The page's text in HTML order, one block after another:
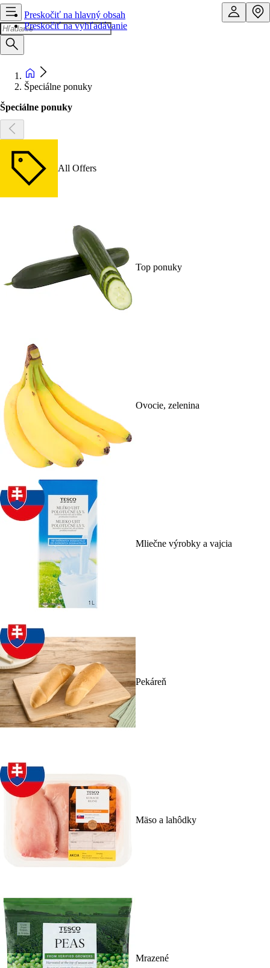
Preskočiť na hlavný obsah
Preskočiť na vyhľadávanie
Špeciálne ponuky
Špeciálne ponuky
All Offers
Top ponuky
Ovocie, zelenina
Mliečne výrobky a vajcia
Pekáreň
Mäso a lahôdky
Mrazené